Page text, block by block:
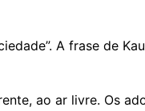
A frase de
ao ar livre. Os